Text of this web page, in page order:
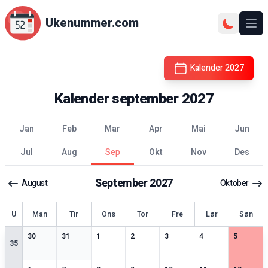
Ukenummer.com
Kalender2027
Kalenderseptember2027
jan feb mar apr mai
jun
jul
aug sep okt nov des
August September2027 Oktober
Uke Man Tir Ons Tor Fre Lør Søn
35
30
2spesielle datoer
31
2spesielle datoer
13 spesielle datoer
2
3spesielle datoer
3
2spesielle datoer
4
3spesielle datoer
5
2